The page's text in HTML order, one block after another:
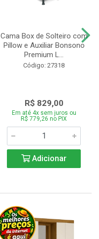
Cama Box de Solteiro com
Pillow e Auxiliar Bonsono
Premium L...
Código: 27318
R$ 829,00
Em até 4x sem juros ou
R$ 779,26 no PIX
Adicionar